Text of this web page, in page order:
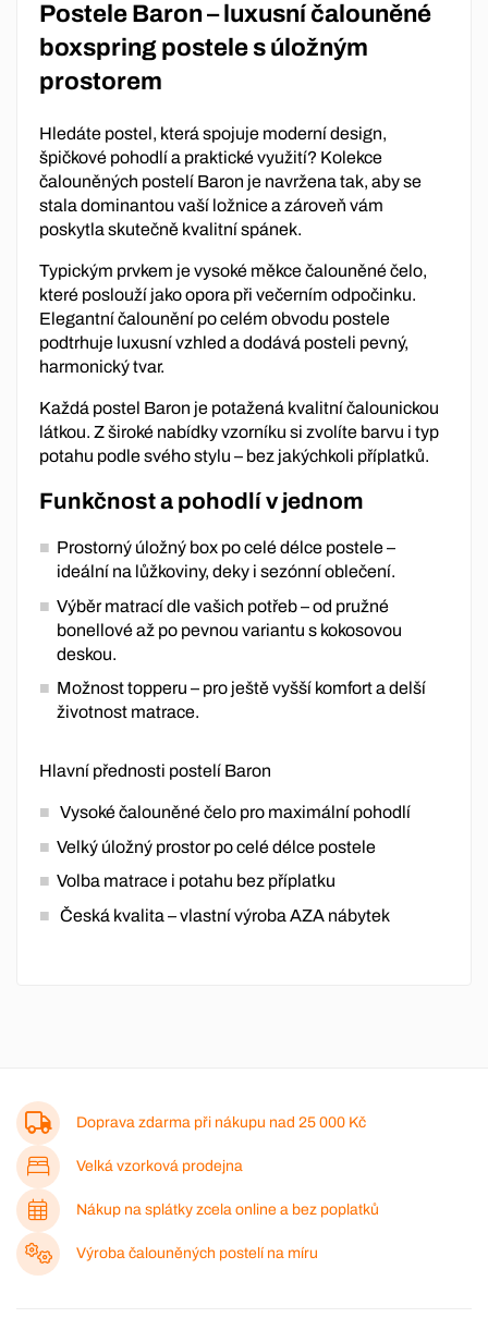
Postele Baron – luxusní čalouněné
boxspring postele s úložným
prostorem
Hledáte postel, která spojuje moderní design,
špičkové pohodlí a praktické využití? Kolekce
čalouněných postelí Baron je navržena tak, aby se
stala dominantou vaší ložnice a zároveň vám
poskytla skutečně kvalitní spánek.
Typickým prvkem je vysoké měkce čalouněné čelo,
které poslouží jako opora při večerním odpočinku.
Elegantní čalounění po celém obvodu postele
podtrhuje luxusní vzhled a dodává posteli pevný,
harmonický tvar.
Každá postel Baron je potažená kvalitní čalounickou
látkou. Z široké nabídky vzorníku si zvolíte barvu i typ
potahu podle svého stylu – bez jakýchkoli příplatků.
Funkčnost a pohodlí v jednom
Prostorný úložný box po celé délce postele –
ideální na lůžkoviny, deky i sezónní oblečení.
Výběr matrací dle vašich potřeb – od pružné
bonellové až po pevnou variantu s kokosovou
deskou.
Možnost topperu – pro ještě vyšší komfort a delší
životnost matrace.
Hlavní přednosti postelí Baron
Vysoké čalouněné čelo pro maximální pohodlí
Velký úložný prostor po celé délce postele
Volba matrace i potahu bez příplatku
Česká kvalita – vlastní výroba AZA nábytek
Doprava zdarma při nákupu nad 25 000 Kč
Velká vzorková prodejna
Nákup na splátky zcela online a bez poplatků
Výroba čalouněných postelí na míru